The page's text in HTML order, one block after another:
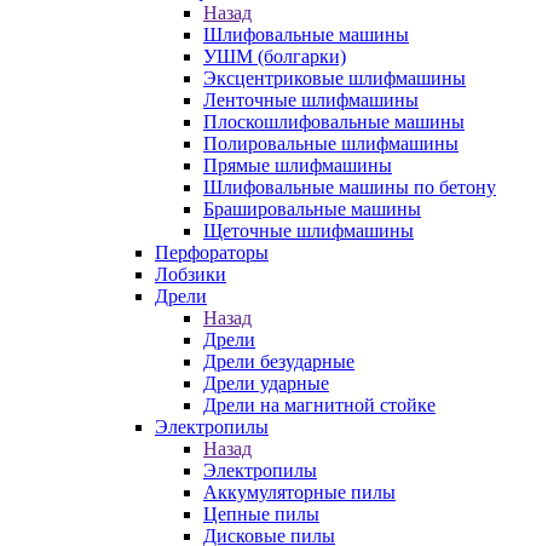
Назад
Шлифовальные машины
УШМ (болгарки)
Эксцентриковые шлифмашины
Ленточные шлифмашины
Плоскошлифовальные машины
Полировальные шлифмашины
Прямые шлифмашины
Шлифовальные машины по бетону
Брашировальные машины
Щеточные шлифмашины
Перфораторы
Лобзики
Дрели
Назад
Дрели
Дрели безударные
Дрели ударные
Дрели на магнитной стойке
Электропилы
Назад
Электропилы
Аккумуляторные пилы
Цепные пилы
Дисковые пилы